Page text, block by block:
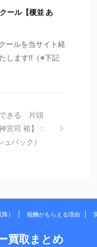
ール【榎並 あ
ールを当サイト経
します!!（※下記
きる 片頭
宮司 裕】：
バック）
） 報酬がもらえる理由
買取まとめ